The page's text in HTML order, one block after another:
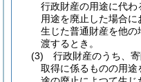
行政財産の用途に代
用途を廃止した場合
生じた普通財産を他
渡するとき。
(3)
行政財産のうち、
取得に係るものの用途